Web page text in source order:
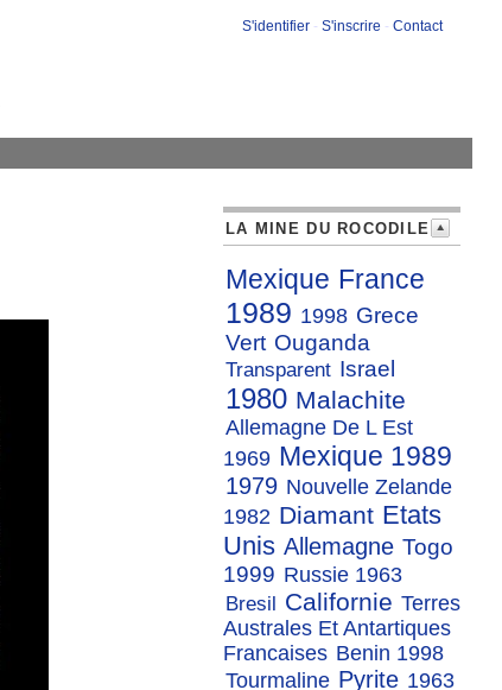
S'identifier - S'inscrire - Contact
LA MINE DU ROCODILE
Mexique France
1989 1998 Grece
Vert Ouganda
Transparent Israel
1980 Malachite
Allemagne De L Est
1969 Mexique 1989
1979 Nouvelle Zelande
1982 Diamant Etats
Unis Allemagne Togo
1999 Russie 1963
Bresil Californie Terres
Australes Et Antartiques
Francaises Benin 1998
Tourmaline Pyrite 1963